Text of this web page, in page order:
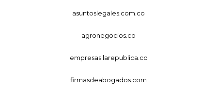
asuntoslegales.com.co
agronegocios.co
empresas.larepublica.co
firmasdeabogados.com